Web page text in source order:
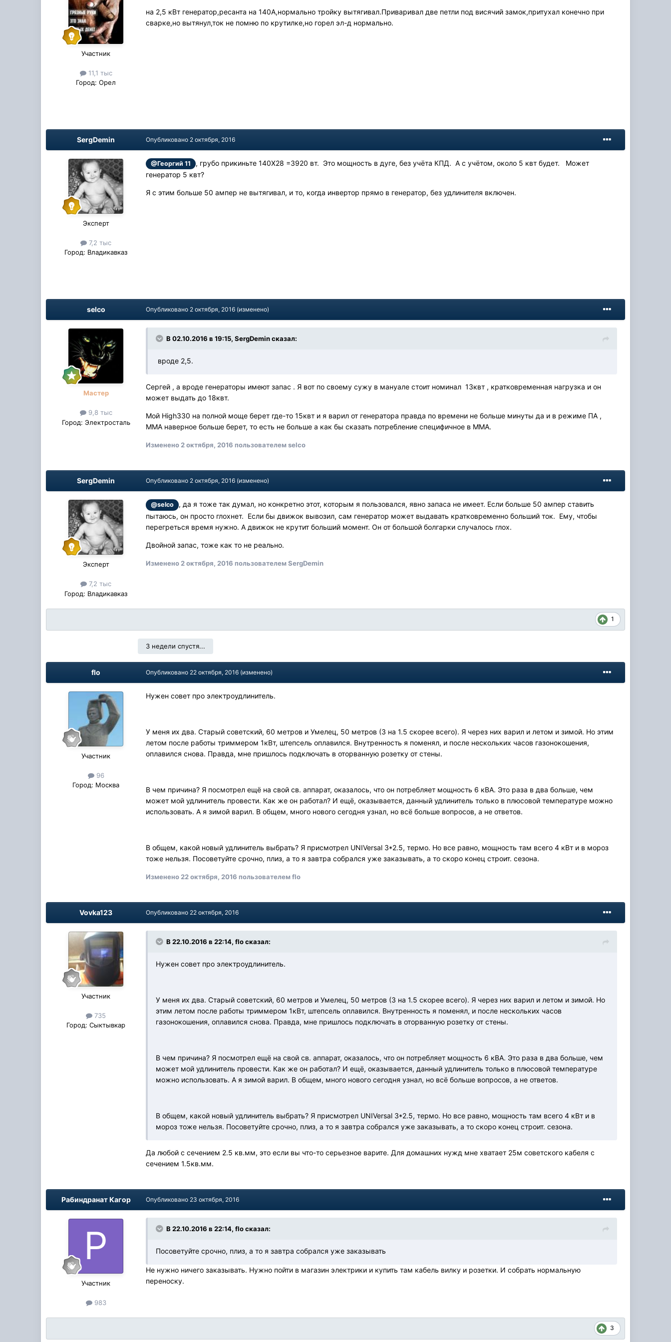
Участник
11,1 тыс
Город: Орел
на 2,5 кВт генератор,ресанта на 140А,нормально тройку вытягивал.Приваривал две петли под висячий замок,притухал конечно при
сварке,но вытянул,ток не помню по крутилке,но горел эл-д нормально.
SergDemin
Эксперт
7,2 тыс
Город: Владикавказ
Опубликовано 2 октября, 2016
@Георгий 11
, грубо прикиньте 140Х28 =3920 вт. Это мощность в дуге, без учёта КПД. А с учётом, около 5 квт будет. Может
генератор 5 квт?
Я с этим больше 50 ампер не вытягивал, и то, когда инвертор прямо в генератор, без удлинителя включен.
selco
Мастер
9,8 тыс
Город: Электросталь
Опубликовано 2 октября, 2016 (изменено)
В 02.10.2016 в 19:15, SergDemin сказал:
вроде 2,5.
Сергей , а вроде генераторы имеют запас . Я вот по своему сужу в мануале стоит номинал 13квт , кратковременная нагрузка и он
может выдать до 18квт.
Мой High330 на полной моще берет где-то 15квт и я варил от генератора правда по времени не больше минуты да и в режиме ПА ,
ММА наверное больше берет, то есть не больше а как бы сказать потребление специфичное в ММА.
Изменено2 октября, 2016 пользователем selco
SergDemin
Эксперт
7,2 тыс
Город: Владикавказ
Опубликовано 2 октября, 2016 (изменено)
@selco
, да я тоже так думал, но конкретно этот, которым я пользовался, явно запаса не имеет. Если больше 50 ампер ставить
пытаюсь, он просто глохнет. Если бы движок вывозил, сам генератор может выдавать кратковременно больший ток. Ему, чтобы
перегреться время нужно. А движок не крутит больший момент. Он от большой болгарки случалось глох.
Двойной запас, тоже как то не реально.
Изменено 2 октября, 2016 пользователем SergDemin
1
3 недели спустя...
flo
Участник
96
Город: Москва
Опубликовано 22 октября, 2016 (изменено)
Нужен совет про электроудлинитель.
У меня их два. Старый советский, 60 метров и Умелец, 50 метров (3 на 1.5 скорее всего). Я через них варил и летом и зимой. Но этим
летом после работы триммером 1кВт, штепсель оплавился. Внутренность я поменял, и после нескольких часов газонокошения,
оплавился снова. Правда, мне пришлось подключать в оторванную розетку от стены.
В чем причина? Я посмотрел ещё на свой св. аппарат, оказалось, что он потребляет мощность 6 кВА. Это раза в два больше, чем
может мой удлинитель провести. Как же он работал? И ещё, оказывается, данный удлинитель только в плюсовой температуре можно
использовать. А я зимой варил. В общем, много нового сегодня узнал, но всё больше вопросов, а не ответов.
В общем, какой новый удлинитель выбрать? Я присмотрел UNIVersal 3*2.5, термо. Но все равно, мощность там всего 4 кВт и в мороз
тоже нельзя. Посоветуйте срочно, плиз, а то я завтра собрался уже заказывать, а то скоро конец строит. сезона.
Изменено 22 октября, 2016 пользователем flo
Vovka123
Участник
735
Город: Сыктывкар
Опубликовано 22 октября, 2016
В 22.10.2016 в 22:14, flo сказал:
Нужен совет про электроудлинитель.
У меня их два. Старый советский, 60 метров и Умелец, 50 метров (3 на 1.5 скорее всего). Я через них варил и летом и зимой. Но
этим летом после работы триммером 1кВт, штепсель оплавился. Внутренность я поменял, и после нескольких часов
газонокошения, оплавился снова. Правда, мне пришлось подключать в оторванную розетку от стены.
В чем причина? Я посмотрел ещё на свой св. аппарат, оказалось, что он потребляет мощность 6 кВА. Это раза в два больше, чем
может мой удлинитель провести. Как же он работал? И ещё, оказывается, данный удлинитель только в плюсовой температуре
можно использовать. А я зимой варил. В общем, много нового сегодня узнал, но всё больше вопросов, а не ответов.
В общем, какой новый удлинитель выбрать? Я присмотрел UNIVersal 3*2.5, термо. Но все равно, мощность там всего 4 кВт и в
мороз тоже нельзя. Посоветуйте срочно, плиз, а то я завтра собрался уже заказывать, а то скоро конец строит. сезона.
Да любой с сечением 2.5 кв.мм, это если вы что-то серьезное варите. Для домашних нужд мне хватает 25м советского кабеля с
сечением 1.5кв.мм.
Рабиндранат Кагор
Участник
983
Опубликовано 23 октября, 2016
В 22.10.2016 в 22:14, flo сказал:
Посоветуйте срочно, плиз, а то я завтра собрался уже заказывать
Не нужно ничего заказывать. Нужно пойти в магазин электрики и купить там кабель вилку и розетки. И собрать нормальную
переноску.
3